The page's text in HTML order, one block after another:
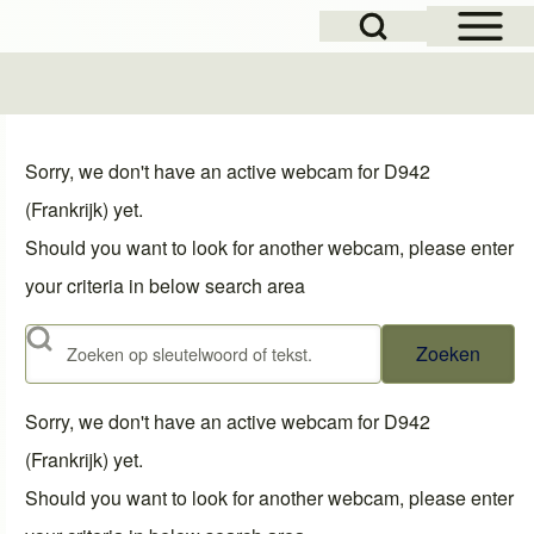
Open Sidebar
Open Search Block
Sorry, we don't have an active webcam for D942
(Frankrijk) yet.
Should you want to look for another webcam, please enter
your criteria in below search area
Zoeken
Sorry, we don't have an active webcam for D942
(Frankrijk) yet.
Should you want to look for another webcam, please enter